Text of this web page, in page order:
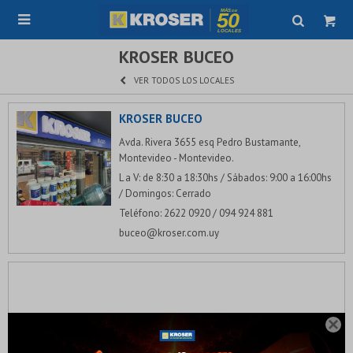


KROSER BUCEO
VER TODOS LOS LOCALES
KROSER BUCEO
Avda. Rivera 3655 esq Pedro Bustamante,
Montevideo - Montevideo.
L a V: de 8:30 a 18:30hs / Sábados: 9:00 a 16:00hs
/ Domingos: Cerrado
Teléfono: 2622 0920 / 094 924 881
buceo@kroser.com.uy
cuotas * ¡Solo con tu cédula!